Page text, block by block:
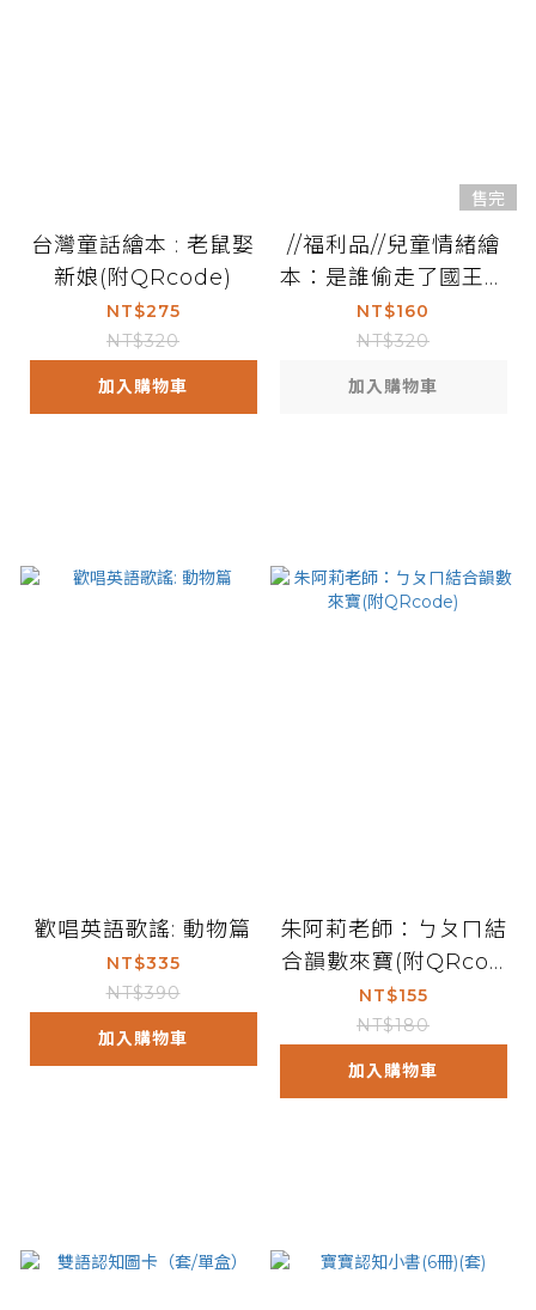
台灣童話繪本 : 老鼠娶
新娘(附QRcode)
NT$275
NT$320
加入購物車
售完
//福利品//兒童情緒繪
本：是誰偷走了國王的
歡樂？(QR Code有聲
書)
NT$160
NT$320
加入購物車
歡唱英語歌謠: 動物篇
NT$335
NT$390
加入購物車
朱阿莉老師：ㄅㄆㄇ結
合韻數來寶(附QRcod
e)
NT$155
NT$180
加入購物車